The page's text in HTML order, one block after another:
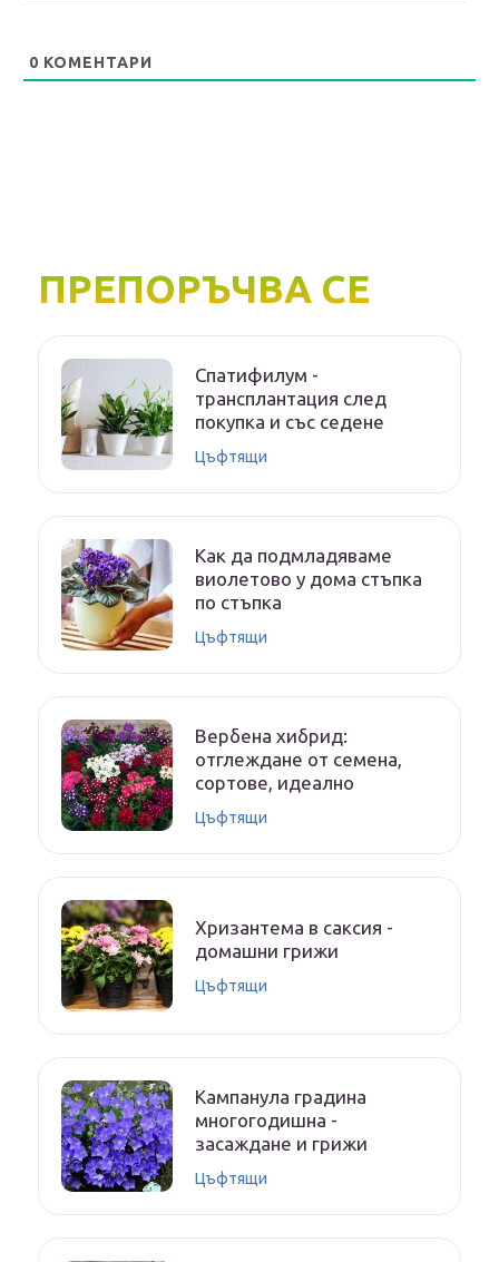
0 КОМЕНТАРИ
ПРЕПОРЪЧВА СЕ
Спатифилум -
трансплантация след
покупка и със седене
Цъфтящи
Как да подмладяваме
виолетово у дома стъпка
по стъпка
Цъфтящи
Вербена хибрид:
отглеждане от семена,
сортове, идеално
Цъфтящи
Хризантема в саксия -
домашни грижи
Цъфтящи
Кампанула градина
многогодишна -
засаждане и грижи
Цъфтящи